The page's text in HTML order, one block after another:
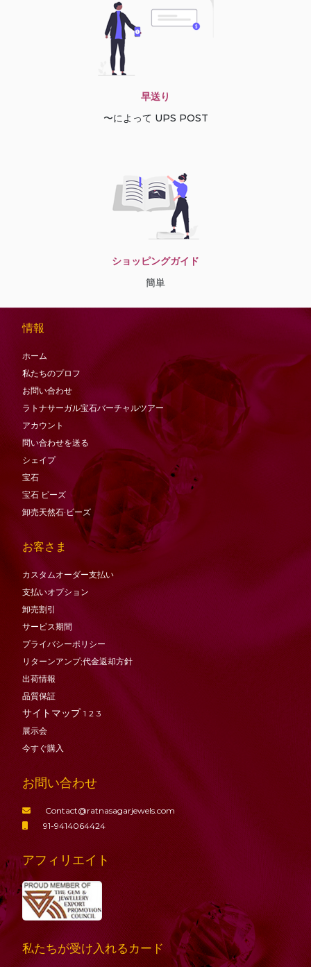
早送り
〜によって UPS POST
ショッピングガイド
簡単
情報
ホーム
私たちのプロフ
お問い合わせ
ラトナサーガル宝石バーチャ​​ルツアー
アカウント
問い合わせを送る
シェイプ
宝石
宝石 ビーズ
卸売天然石·ビーズ
お客さま
カスタムオーダー支払い
支払いオプション
卸売割引
サービス期間
プライバシーポリシー
リターンアンプ;代金返却方針
出荷情報
品質保証
サイトマップ 1 2 3
展示会
今すぐ購入
お問い合わせ
Contact@ratnasagarjewels.com
91-9414064424
アフィリエイト
私たちが受け入れるカード